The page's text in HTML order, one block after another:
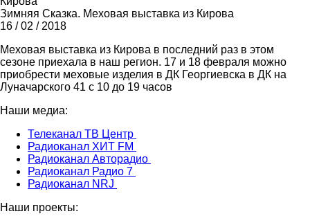
Зимняя Сказка. Меховая выставка из Кирова
16 / 02 / 2018
Меховая выставка из Кирова в последний раз в этом
сезоне приехала в наш регион. 17 и 18 февраля можно
приобрести меховые изделия в ДК Георгиевска в ДК на
Луначарского 41 с 10 до 19 часов
Наши медиа:
Телеканал ТВ Центр
Радиоканал ХИТ FM
Радиоканал Авторадио
Радиоканал Радио 7
Радиоканал NRJ
Наши проекты: